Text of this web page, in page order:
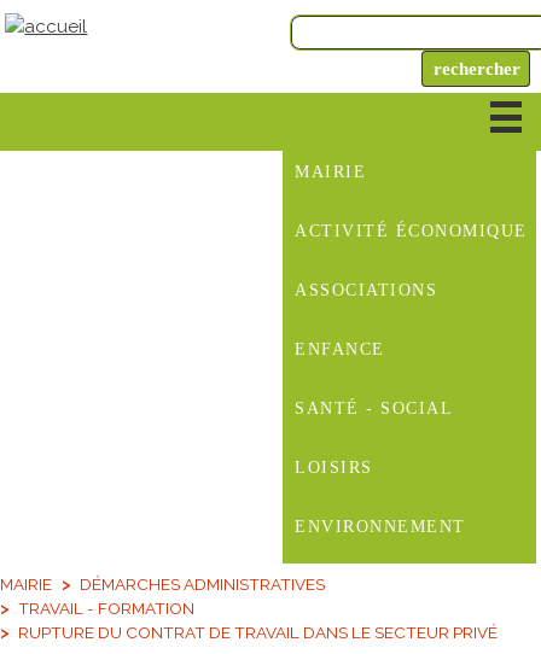
MAIRIE
ACTIVITÉ ÉCONOMIQUE
ASSOCIATIONS
ENFANCE
SANTÉ - SOCIAL
LOISIRS
ENVIRONNEMENT
MAIRIE
DÉMARCHES ADMINISTRATIVES
TRAVAIL - FORMATION
RUPTURE DU CONTRAT DE TRAVAIL DANS LE SECTEUR PRIVÉ